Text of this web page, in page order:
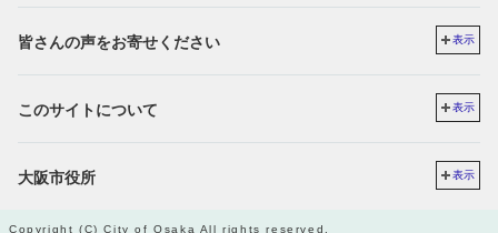
皆さんの声をお寄せください 表示
このサイトについて 表示
大阪市役所 表示
Copyright (C) City of Osaka All rights reserved.